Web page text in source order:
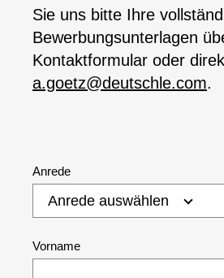
Sie uns bitte Ihre
Bewerbungsunterlagen
Kontaktformular oder
a.goetz@deutschle.com.
Anrede
Vorname
Bitte lasse dieses Feld leer.